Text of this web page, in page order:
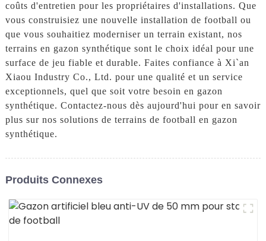
coûts d'entretien pour les propriétaires d'installations. Que
vous construisiez une nouvelle installation de football ou
que vous souhaitiez moderniser un terrain existant, nos
terrains en gazon synthétique sont le choix idéal pour une
surface de jeu fiable et durable. Faites confiance à Xi`an
Xiaou Industry Co., Ltd. pour une qualité et un service
exceptionnels, quel que soit votre besoin en gazon
synthétique. Contactez-nous dès aujourd'hui pour en savoir
plus sur nos solutions de terrains de football en gazon
synthétique.
Produits Connexes